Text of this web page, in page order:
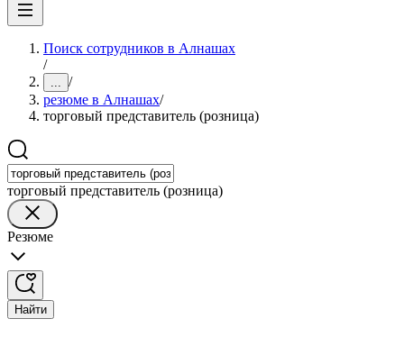
Поиск сотрудников в Алнашах
/
... /
резюме в Алнашах/
торговый представитель (розница)
торговый представитель (розница)
Резюме
Найти